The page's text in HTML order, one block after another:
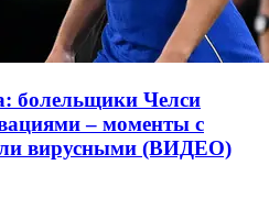
болельщики Челси
– моменты с
вирусными (ВИДЕО)